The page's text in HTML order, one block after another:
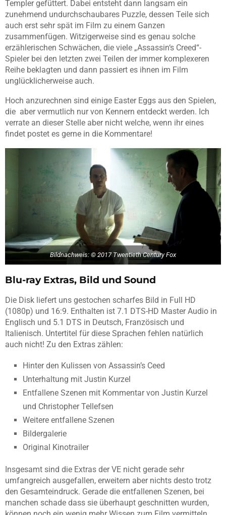
Templer gefüttert. Dabei entsteht dann langsam ein
zunehmend undurchschaubares Puzzle, dessen Teile sich
auch erst sehr spät im Film zu einem Ganzen
zusammenfügen. Witzigerweise sind es genau solche
erzählerischen Schwächen, die viele „Assassin‘s Creed“-
Spieler bei den letzten zwei Teilen der immer komplexeren
Reihe beklagten und dann passiert es ihnen im Film
unglücklicherweise auch.
Hoch anzurechnen sind einige Easter Eggs aus den Spielen,
die aber vermutlich nur von Kennern entdeckt werden. Ich
verrate an dieser Stelle aber nicht welche, wenn ihr eines
findet postet es gerne in die Kommentare!
Bildnachweis: © 2017 Twentieth Century Fox
Blu-ray Extras, Bild und Sound
Die Disk liefert uns gestochen scharfes Bild in Full HD
(1080p) und 16:9. Enthalten ist 7.1 DTS-HD Master Audio in
Englisch und 5.1 DTS in Deutsch, Französisch und
Italienisch. Untertitel für diese Sprachen fehlen natürlich
auch nicht! Zu den Extras zählen:
Hinter den Kulissen von Assassin’s Ceed
Unterhaltung mit Justin Kurzel
Entfallene Szenen mit Kommentar von Justin Kurzel
und Christopher Tellefsen
Weitere entfallene Szenen
Bildergalerie
Original Kinotrailer
Insgesamt sind die Extras der VE nicht gerade sehr
umfangreich ausgefallen, erweitern aber nichts desto trotz
den Gesamteindruck. Gerade die entfallenen Szenen, bei
manchen schade dass sie überhaupt geschnitten wurden,